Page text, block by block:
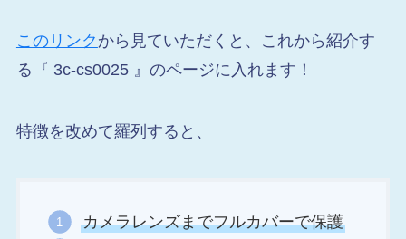
このリンク から見ていただくと、これから紹介す
る『 3c-cs0025 』のページに入れます！
特徴を改めて羅列すると、
カメラレンズまでフルカバーで保護